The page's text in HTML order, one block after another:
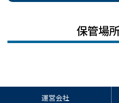
保管場
運営会社